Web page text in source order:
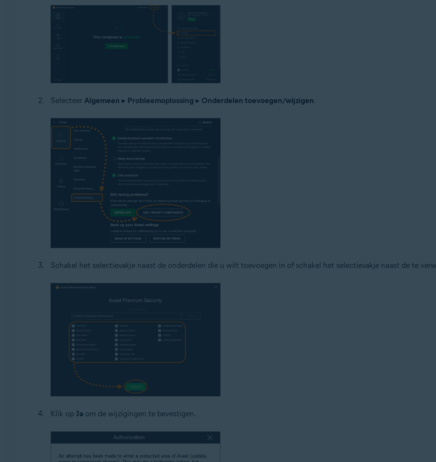
Selecteer Algemeen ▸ Probleemoplossing ▸ Onderdelen toevoegen/wijzigen.
Schakel het selectievakje naast de onderdelen die u wilt toevoegen in of schakel het selectievakje naast de te
Klik op Jaom de wijzigingen te bevestigen.